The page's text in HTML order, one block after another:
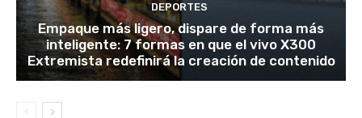
DEPORTES
Empaque más ligero, dispare de forma más
inteligente: 7 formas en que el vivo X300
Extremista redefinirá la creación de contenido